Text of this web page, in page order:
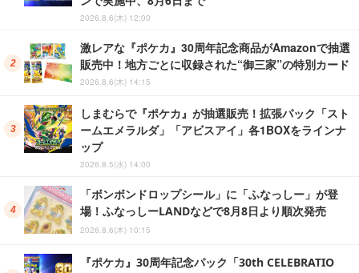
2026.8.6(木) 12:00
激レアな『ポケカ』30周年記念商品がAmazonで抽選
販売中！地方ごとに収録された“御三家”の特別カード
2026.8.6(木) 14:15
しまむらで『ポケカ』が抽選販売！拡張パック「スト
ームエメラルダ」「アビスアイ」各1BOXをラインナ
ップ
2026.8.5(水) 14:00
「ボンボンドロップシール」に「ふなっしー」が登
場！ふなっしーLANDなどで8月8日より順次発売
2026.8.6(木) 10:15
『ポケカ』30周年記念パック「30th CELEBRATIO